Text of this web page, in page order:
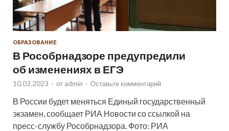
ОБРАЗОВАНИЕ
В Рособрнадзоре предупредили
об изменениях в ЕГЭ
10.03.2023 - от admin - Оставьте комментарий
В России будет меняться Единый государственный
экзамен, сообщает РИА Новости со ссылкой на
пресс-службу Рособрнадзора. Фото: РИА